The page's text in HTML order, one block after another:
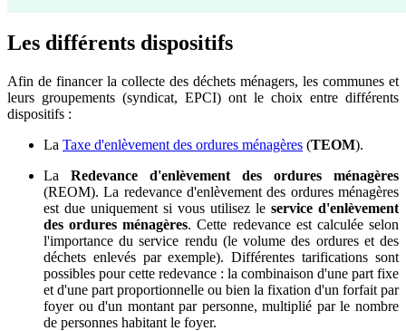
Les différents dispositifs
Afin de financer la collecte des déchets ménagers, les communes et
leurs groupements (syndicat, EPCI) ont le choix entre différents
dispositifs :
La Taxe d'enlèvement des ordures ménagères (TEOM).
La Redevance d'enlèvement des ordures ménagères
(REOM). La redevance d'enlèvement des ordures ménagères
est due uniquement si vous utilisez le service d'enlèvement
des ordures ménagères. Cette redevance est calculée selon
l'importance du service rendu (le volume des ordures et des
déchets enlevés par exemple). Différentes tarifications sont
possibles pour cette redevance : la combinaison d'une part fixe
et d'une part proportionnelle ou bien la fixation d'un forfait par
foyer ou d'un montant par personne, multiplié par le nombre
de personnes habitant le foyer.